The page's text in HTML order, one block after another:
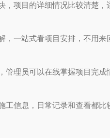
，项目的详细情况比较清楚，
，一站式看项目安排，不用来
管理员可以在线掌握项目完成
工信息，日常记录和查看都比